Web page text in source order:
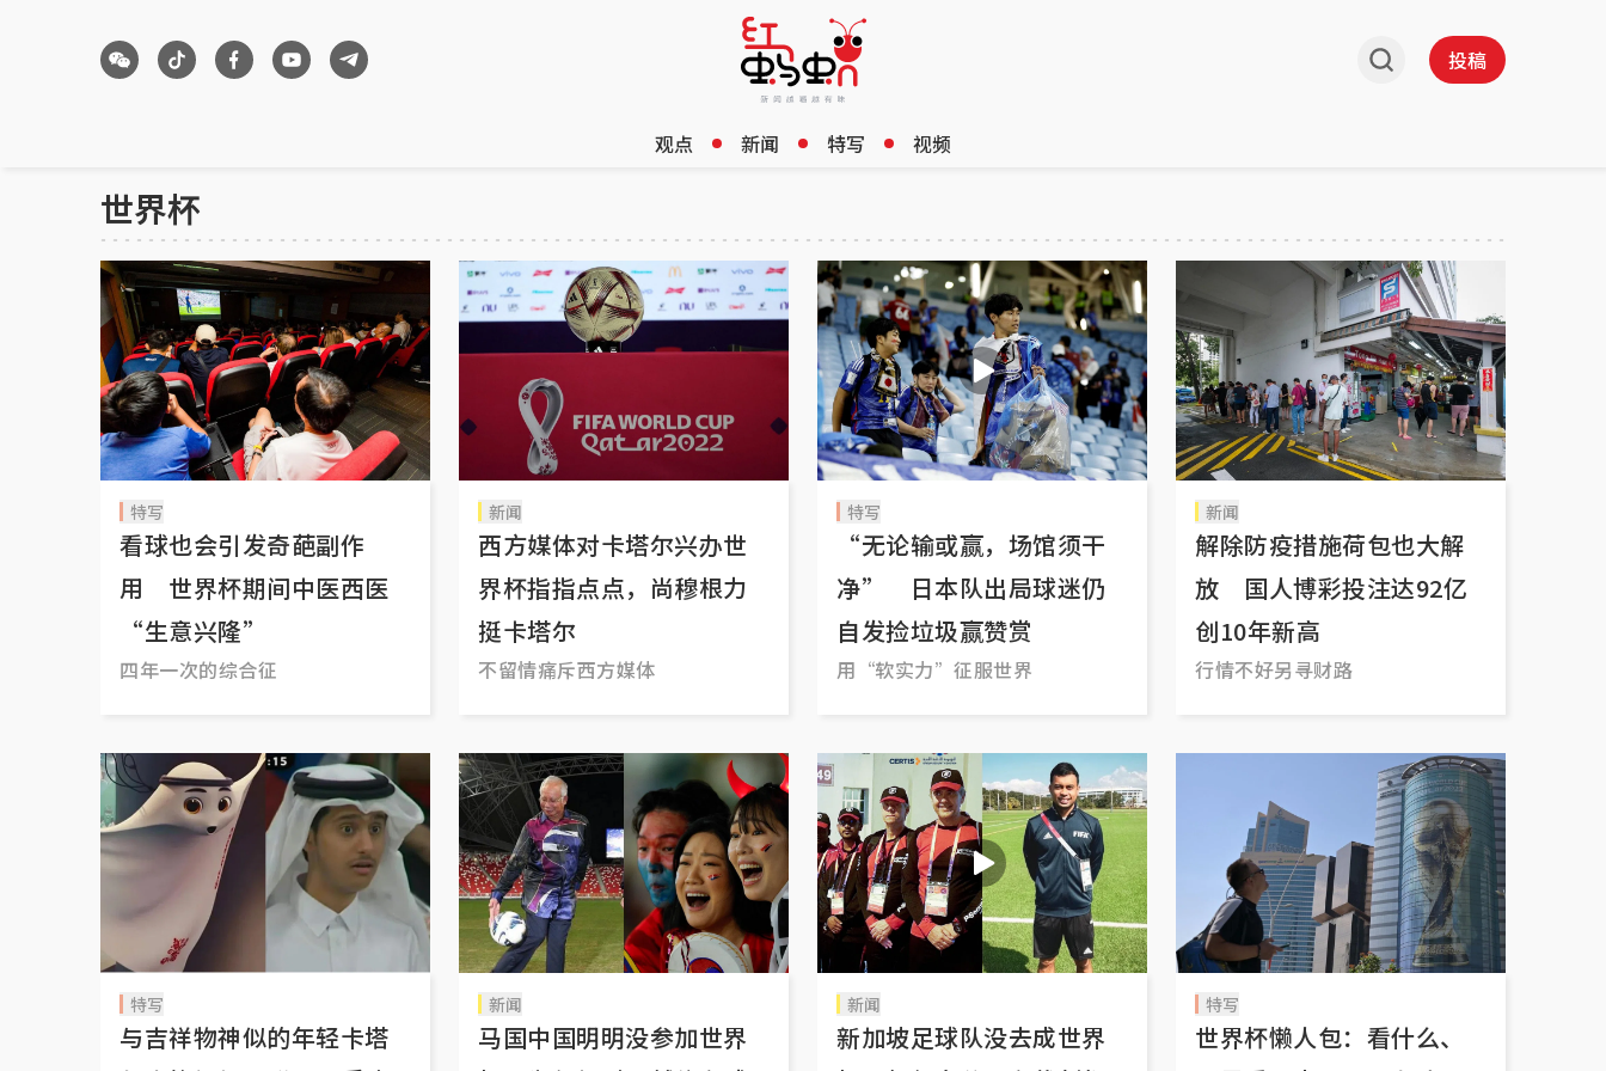
投稿
观点 新闻 特写 视频
世界杯
特写
看球也会引发奇葩副作
用 世界杯期间中医西医
“生意兴隆”
四年一次的综合征
新闻
西方媒体对卡塔尔兴办世
界杯指指点点，尚穆根力
挺卡塔尔
不留情痛斥西方媒体
特写
“无论输或赢，场馆须干
净” 日本队出局球迷仍
自发捡垃圾赢赞赏
用“软实力”征服世界
新闻
解除防疫措施荷包也大解
放 国人博彩投注达92亿
创10年新高
行情不好另寻财路
特写
与吉祥物神似的年轻卡塔
新闻
马国中国明明没参加世界
新闻
新加坡足球队没去成世界
特写
世界杯懒人包：看什么、